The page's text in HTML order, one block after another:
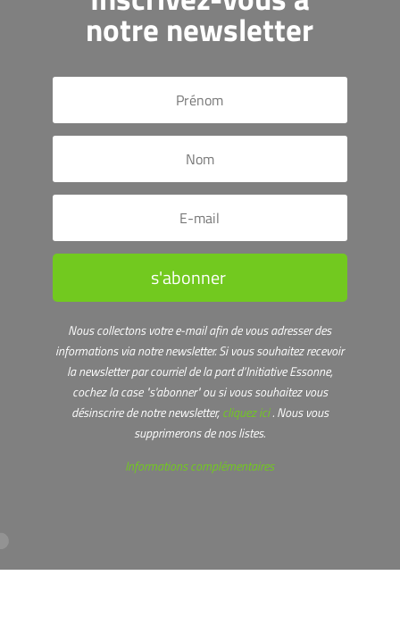
notre newsletter
s'abonner
Nous collectons votre e-mail afin de vous adresser des
informations via notre newsletter.Si vous souhaitez recevoir
la newsletter par courriel de la part d’Initiative Essonne,
cochez la case "s'abonner" ou si vous souhaitez vous
désinscrire de notre newsletter,cliquez ici. Nous vous
supprimerons de nos listes.
Informations complémentaires